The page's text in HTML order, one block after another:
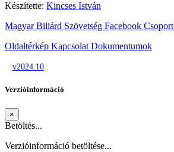
Készítette: Kincses István
Magyar Biliárd Szövetség Facebook Csoport
Oldaltérkép Kapcsolat Dokumentumok
v2024.10
Verzióinformáció
×
Betöltés...
Verzióinformáció betöltése...